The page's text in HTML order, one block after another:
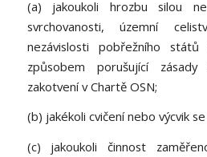
(a) jakoukoli hrozbu silou
svrchovanosti, územní
nezávislosti pobřežního
způsobem porušující zásady
zakotvení v Chartě OSN;
(b) jakékoli cvičení nebo výcvik
(c) jakoukoli činnost